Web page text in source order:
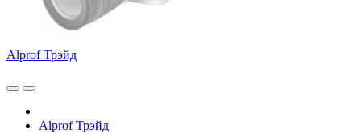
Alprof Трэйд
Alprof Трэйд